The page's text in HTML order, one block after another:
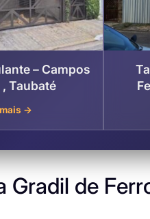
– Campos
Taubaté
→
Gradil de